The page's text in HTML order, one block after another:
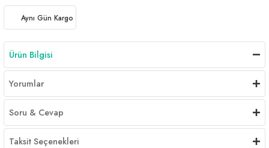
Aynı Gün Kargo
Ürün Bilgisi
Yorumlar
Soru & Cevap
Taksit Seçenekleri